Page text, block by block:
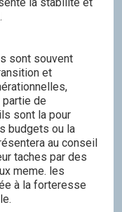
sont souvent
et
partie de
sont la pour
budgets ou la
au conseil
taches par des
meme. les
à la forteresse